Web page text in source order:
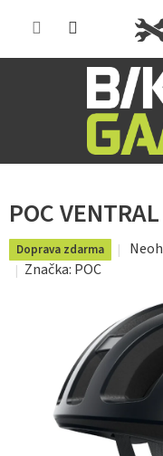
POC
Doprava zdarma
0,0
z
5
Značka: POC